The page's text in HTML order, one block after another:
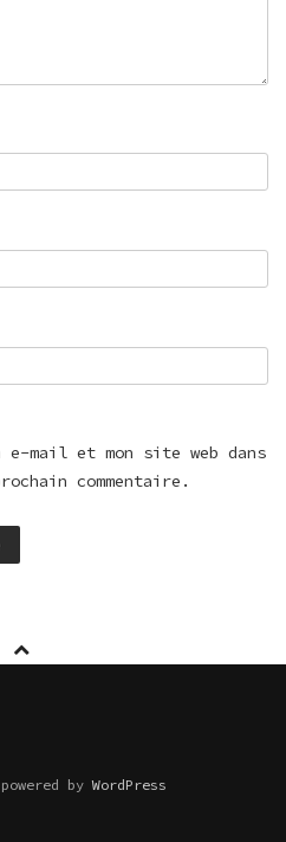
e-mail et mon site web dans
commentaire.
byWordPress